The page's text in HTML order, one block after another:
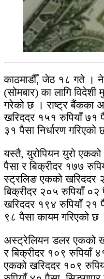
काठमाडौँ, जेठ १८ गते ।
(सोमबार) का लागि विदेशी
गरेको छ । राष्ट्र बैंकका
खरिददर १५१ रुपियाँ ७१
३१ पैसा निर्धारण गरिएको
यस्तै, युरोपियन युरो
पैसा र बिक्रीदर १७७
स्ट्रलिङ एकको खरिददर
बिक्रीदर २०५ रुपियाँ
खरिददर १९४ रुपियाँ २१
९८ पैसा कायम गरिएको छ
अस्ट्रेलियन डलर एकको
र बिक्रीदर १०९ रुपियाँ
एकको खरिददर १०९